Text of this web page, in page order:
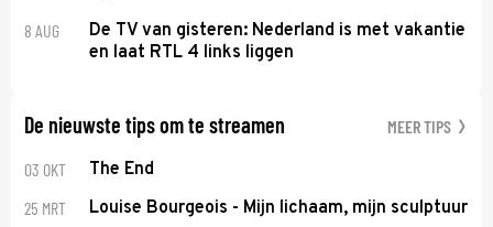
8 AUG
De TV van gisteren: Nederland is met vakantie
en laat RTL 4 links liggen
De nieuwste tips om te streamen MEER TIPS
03 OKT The End
25 MRT Louise Bourgeois - Mijn lichaam, mijn sculptuur